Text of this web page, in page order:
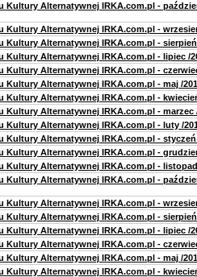
Kultury Alternatywnej IRKA.com.pl -
Kultury Alternatywnej IRKA.com.pl -
Kultury Alternatywnej IRKA.com.pl - sierpień
Kultury Alternatywnej IRKA.com.pl - lipiec /
Kultury Alternatywnej IRKA.com.pl -
Kultury Alternatywnej IRKA.com.pl - maj /
Kultury Alternatywnej IRKA.com.pl -
Alternatywnej IRKA.com.pl - marzec
Kultury Alternatywnej IRKA.com.pl - luty /
Kultury Alternatywnej IRKA.com.pl - styczeń
Kultury Alternatywnej IRKA.com.pl -
Kultury Alternatywnej IRKA.com.pl - listopad
Kultury Alternatywnej IRKA.com.pl -
Kultury Alternatywnej IRKA.com.pl -
Kultury Alternatywnej IRKA.com.pl - sierpień
Kultury Alternatywnej IRKA.com.pl - lipiec /
Kultury Alternatywnej IRKA.com.pl -
Kultury Alternatywnej IRKA.com.pl - maj /
Kultury Alternatywnej IRKA.com.pl -